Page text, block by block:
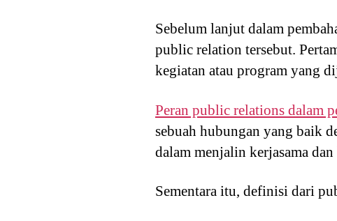
Sebelum lanjut dalam
public relation tersebut.
kegiatan atau program yang
Peran public relations dalam
sebuah hubungan yang baik
dalam menjalin kerjasama
Sementara itu, definisi dari